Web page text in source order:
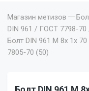
Магазин метизов
DIN 961 / ГОСТ 7798-
Болт DIN 961 M 8x 1x
7805-70 (50)